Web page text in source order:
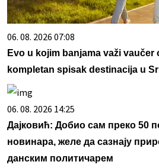
06. 08. 2026 07:08
Evo u kojim banjama važi vaučer
kompletan spisak destinacija u
06. 08. 2026 14:25
Дајковић: Добио сам преко 50
новинара, желе да сазнају
данским политичарем